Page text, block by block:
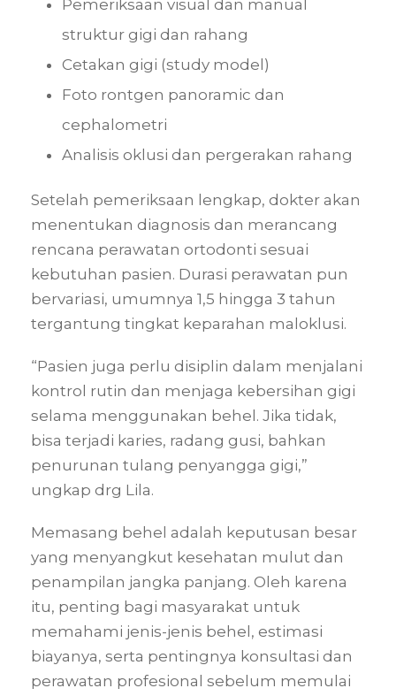
Pemeriksaan visual dan manual
struktur gigi dan rahang
Cetakan gigi (study model)
Foto rontgen panoramic dan
cephalometri
Analisis oklusi dan pergerakan rahang
Setelah pemeriksaan lengkap, dokter akan
menentukan diagnosis dan merancang
rencana perawatan ortodonti sesuai
kebutuhan pasien. Durasi perawatan pun
bervariasi, umumnya 1,5 hingga 3 tahun
tergantung tingkat keparahan maloklusi.
“Pasien juga perlu disiplin dalam menjalani
kontrol rutin dan menjaga kebersihan gigi
selama menggunakan behel. Jika tidak,
bisa terjadi karies, radang gusi, bahkan
penurunan tulang penyangga gigi,”
ungkap drg Lila.
Memasang behel adalah keputusan besar
yang menyangkut kesehatan mulut dan
penampilan jangka panjang. Oleh karena
itu, penting bagi masyarakat untuk
memahami jenis-jenis behel, estimasi
biayanya, serta pentingnya konsultasi dan
perawatan profesional sebelum memulai